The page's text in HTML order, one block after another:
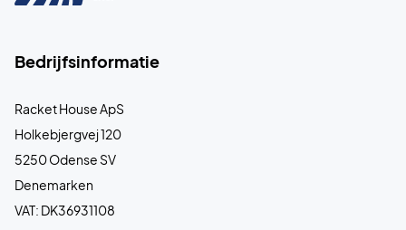
Bedrijfsinformatie
Racket House ApS
Holkebjergvej 120
5250 Odense SV
Denemarken
VAT: DK36931108